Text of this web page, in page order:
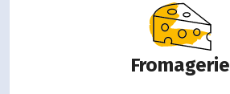
Fromagerie